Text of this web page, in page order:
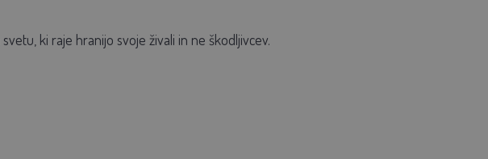
ki raje hranijo svoje živali in ne škodljivcev.